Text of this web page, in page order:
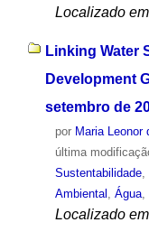
Localizado em
Linking Water
Development
setembro de
por Maria Leonor
última
Sustentabilidade,
Ambiental Água,
Localizado em